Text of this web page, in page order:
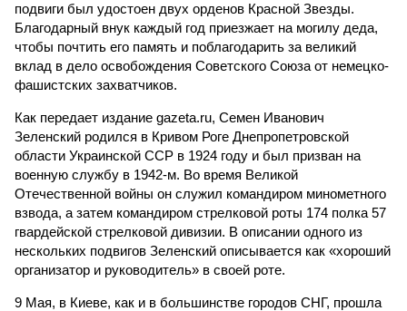
подвиги был удостоен двух орденов Красной Звезды.
Благодарный внук каждый год приезжает на могилу деда,
чтобы почтить его память и поблагодарить за великий
вклад в дело освобождения Советского Союза от немецко-
фашистских захватчиков.
Как передает издание gazeta.ru, Семен Иванович
Зеленский родился в Кривом Роге Днепропетровской
области Украинской ССР в 1924 году и был призван на
военную службу в 1942-м. Во время Великой
Отечественной войны он служил командиром минометного
взвода, а затем командиром стрелковой роты 174 полка 57
гвардейской стрелковой дивизии. В описании одного из
нескольких подвигов Зеленский описывается как «хороший
организатор и руководитель» в своей роте.
9 Мая, в Киеве, как и в большинстве городов СНГ, прошла